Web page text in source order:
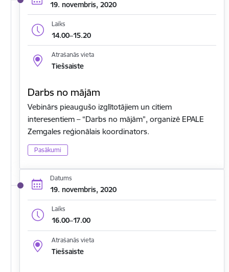
19. novembris, 2020
Laiks
14.00–15.20
Atrašanās vieta
Tiešsaiste
Darbs no mājām
Vebinārs pieaugušo izglītotājiem un citiem
interesentiem – “Darbs no mājām”, organizē EPALE
Zemgales reģionālais koordinators.
Pasākumi
Datums
19. novembris, 2020
Laiks
16.00–17.00
Atrašanās vieta
Tiešsaiste